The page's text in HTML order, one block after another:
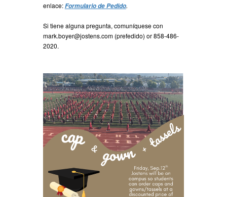
enlace:Formulario de Pedido.
Si tiene alguna pregunta, comuníquese con
mark.boyer@jostens.com (prefedido) or 858-486-
2020.